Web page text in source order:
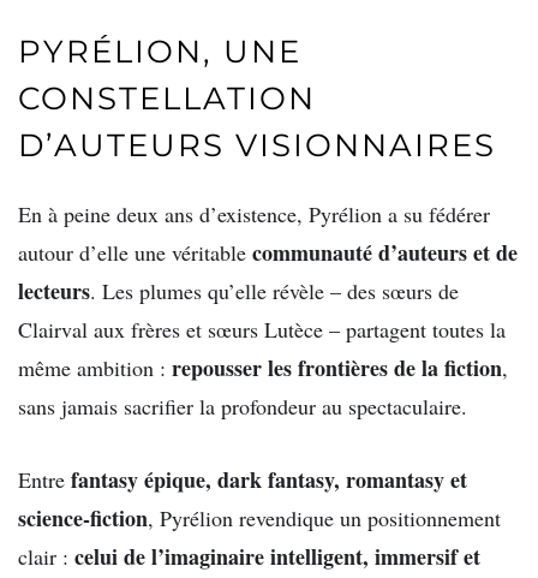
PYRÉLION, UNE
CONSTELLATION
D’AUTEURS VISIONNAIRES
En à peine deux ans d’existence, Pyrélion a su fédérer
autour d’elle une véritable communauté d’auteurs et de
lecteurs. Les plumes qu’elle révèle – des sœurs de
Clairval aux frères et sœurs Lutèce – partagent toutes la
même ambition : repousser les frontières de la fiction,
sans jamais sacrifier la profondeur au spectaculaire.
Entre fantasy épique, dark fantasy, romantasy et
science-fiction, Pyrélion revendique un positionnement
clair : celui de l’imaginaire intelligent, immersif et